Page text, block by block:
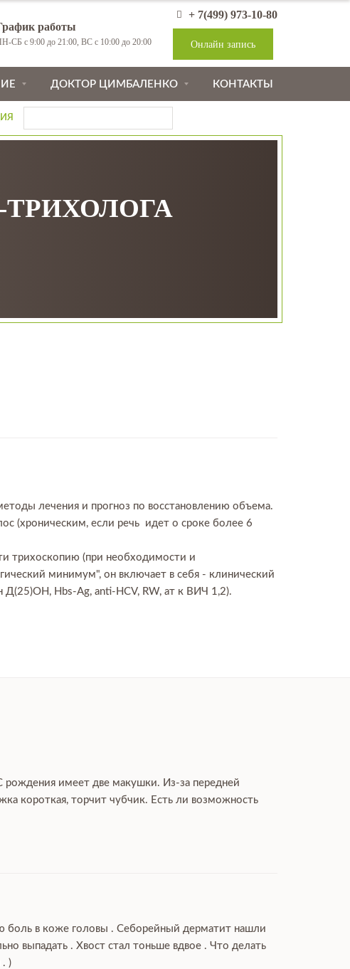
работы
СБ с 9:00 до 21:00, ВС с 10:00 до 20:00
+ 7(499) 973-10-80
Онлайн запись
ДОКТОР ЦИМБАЛЕНКО КОНТАКТЫ
ТРИХОЛОГА
лечения и прогноз по восстановлению объема.
(хроническим, если речь идет о сроке более 6
трихоскопию (при необходимости и
минимум", он включает в себя - клинический
Hbs-Ag, anti-HCV, RW, ат к ВИЧ 1,2).
имеет две макушки. Из-за передней
короткая, торчит чубчик. Есть ли возможность
боль в коже головы . Себорейный дерматит нашли
выпадать . Хвост стал тоньше вдвое . Что делать
. )